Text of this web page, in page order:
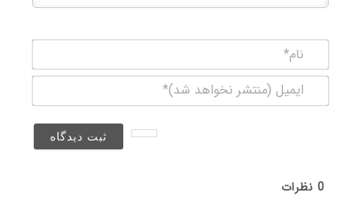
(منتشر
0نظرات